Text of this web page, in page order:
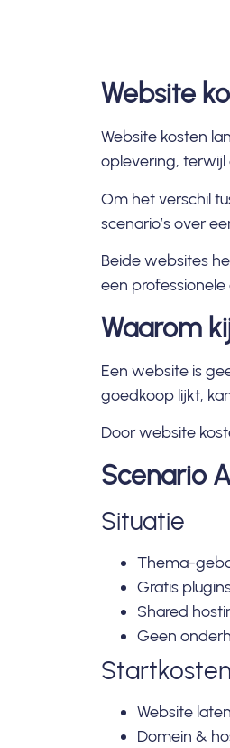
Website
Website kosten
oplevering,
Om het verschil
scenario’s over
Beide websites
een
Waarom
Een website is
goedkoop lijkt,
Door website
Scenario
Situatie
Thema-
Gratis
Shared
Geen
Website
Domein &